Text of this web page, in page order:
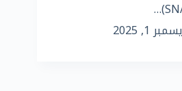
1, 2025